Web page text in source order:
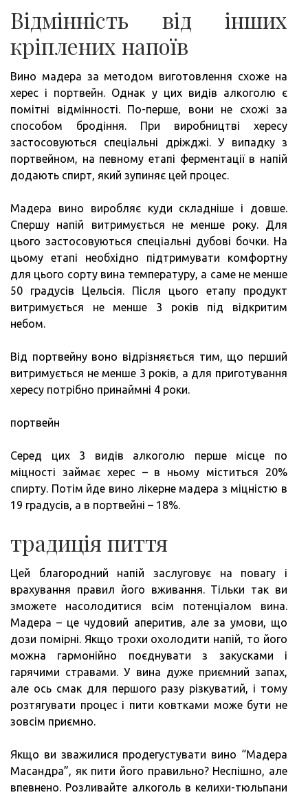
Відмінність від інших
кріплених напоїв
Вино мадера за методом виготовлення схоже на
херес і портвейн. Однак у цих видів алкоголю є
помітні відмінності. По-перше, вони не схожі за
способом бродіння. При виробництві хересу
застосовуються спеціальні дріжджі. У випадку з
портвейном, на певному етапі ферментації в напій
додають спирт, який зупиняє цей процес.
Мадера вино виробляє куди складніше і довше.
Спершу напій витримується не менше року. Для
цього застосовуються спеціальні дубові бочки. На
цьому етапі необхідно підтримувати комфортну
для цього сорту вина температуру, а саме не менше
50 градусів Цельсія. Після цього етапу продукт
витримується не менше 3 років під відкритим
небом.
Від портвейну воно відрізняється тим, що перший
витримується не менше 3 років, а для приготування
хересу потрібно принаймні 4 роки.
портвейн
Серед цих 3 видів алкоголю перше місце по
міцності займає херес – в ньому міститься 20%
спирту. Потім йде вино лікерне мадера з міцністю в
19 градусів, а в портвейні – 18%.
традиція пиття
Цей благородний напій заслуговує на повагу і
врахування правил його вживання. Тільки так ви
зможете насолодитися всім потенціалом вина.
Мадера – це чудовий аперитив, але за умови, що
дози помірні. Якщо трохи охолодити напій, то його
можна гармонійно поєднувати з закусками і
гарячими стравами. У вина дуже приємний запах,
але ось смак для першого разу різкуватий, і тому
розтягувати процес і пити ковтками може бути не
зовсім приємно.
Якщо ви зважилися продегустувати вино “Мадера
Масандра”, як пити його правильно? Неспішно, але
впевнено. Розливайте алкоголь в келихи-тюльпани